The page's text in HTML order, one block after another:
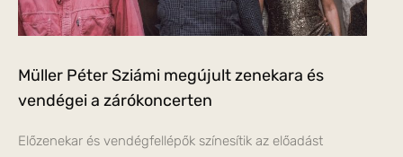
Müller Péter Sziámi megújult zenekara és
vendégei a zárókoncerten
Előzenekar és vendégfellépők színesítik az előadást